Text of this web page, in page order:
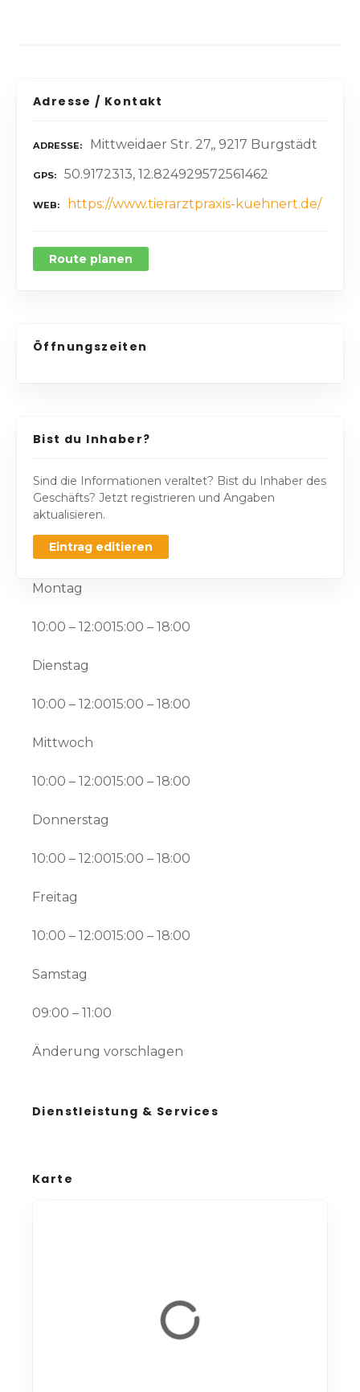
Adresse / Kontakt
ADRESSE Mittweidaer Str. 27,, 9217 Burgstädt
GPS 50.9172313, 12.824929572561462
WEB https://www.tierarztpraxis-kuehnert.de/
Route planen
Öffnungszeiten
Bist du Inhaber?
Sind die Informationen veraltet? Bist du Inhaber des
Geschäfts? Jetzt registrieren und Angaben
aktualisieren.
Eintrag editieren
Montag
10:00 – 12:0015:00 – 18:00
Dienstag
10:00 – 12:0015:00 – 18:00
Mittwoch
10:00 – 12:0015:00 – 18:00
Donnerstag
10:00 – 12:0015:00 – 18:00
Freitag
10:00 – 12:0015:00 – 18:00
Samstag
09:00 – 11:00
Änderung vorschlagen
Dienstleistung & Services
Karte